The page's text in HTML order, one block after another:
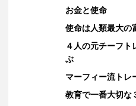
お金と使命
使命は人類最大の
４人の元チーフト
ぶ
マーフィー流トレ
教育で一番大切な